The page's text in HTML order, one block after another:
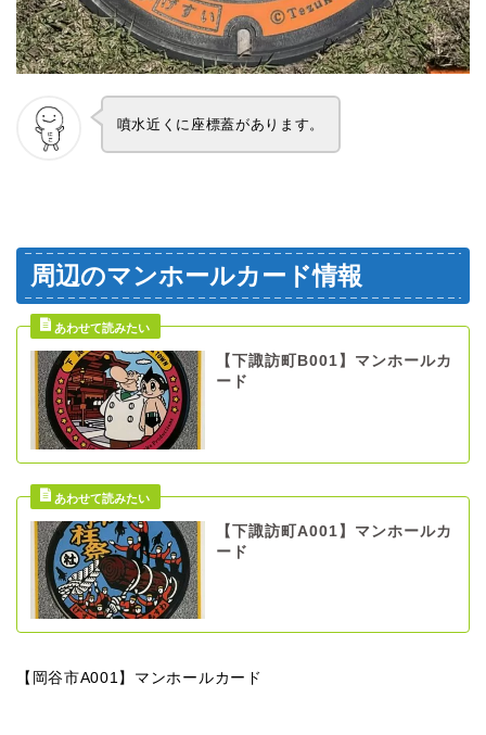
噴水近くに座標蓋があります。
周辺のマンホールカード情報
【下諏訪町B001】マンホールカ
ード
【下諏訪町A001】マンホールカ
ード
【岡谷市A001】マンホールカード